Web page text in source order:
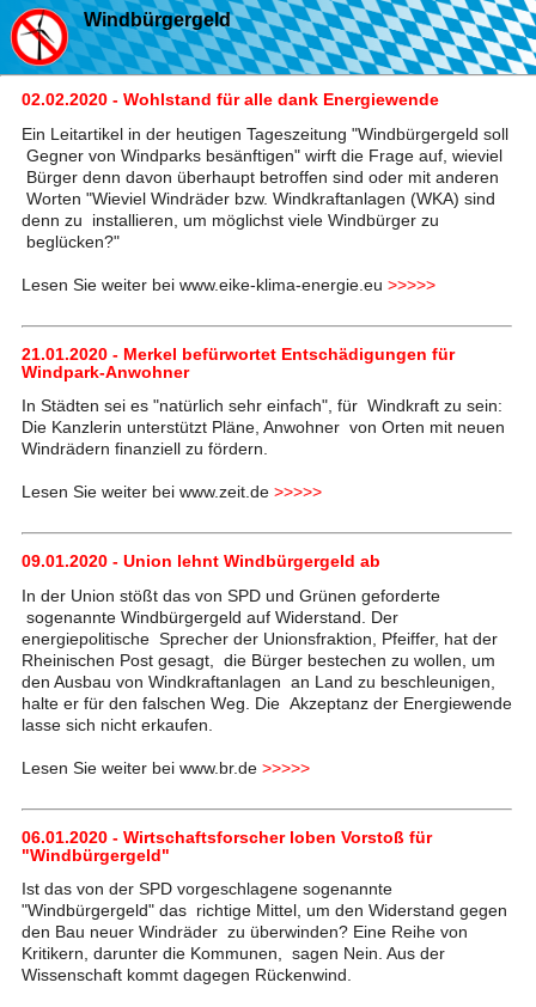
Windbürgergeld
02.02.2020 - Wohlstand für alle dank Energiewende
Ein Leitartikel in der heutigen Tageszeitung "Windbürgergeld soll
Gegner von Windparks besänftigen" wirft die Frage auf, wieviel
Bürger denn davon überhaupt betroffen sind oder mit anderen
Worten "Wieviel Windräder bzw. Windkraftanlagen (WKA) sind
denn zu installieren, um möglichst viele Windbürger zu
beglücken?"
Lesen Sie weiter bei www.eike-klima-energie.eu >>>>>
21.01.2020 - Merkel befürwortet Entschädigungen für
Windpark-Anwohner
In Städten sei es "natürlich sehr einfach", für Windkraft zu sein:
Die Kanzlerin unterstützt Pläne, Anwohner von Orten mit neuen
Windrädern finanziell zu fördern.
Lesen Sie weiter bei www.zeit.de >>>>>
09.01.2020 - Union lehnt Windbürgergeld ab
In der Union stößt das von SPD und Grünen geforderte
sogenannte Windbürgergeld auf Widerstand. Der
energiepolitische Sprecher der Unionsfraktion, Pfeiffer, hat der
Rheinischen Post gesagt, die Bürger bestechen zu wollen, um
den Ausbau von Windkraftanlagen an Land zu beschleunigen,
halte er für den falschen Weg. Die Akzeptanz der Energiewende
lasse sich nicht erkaufen.
Lesen Sie weiter bei www.br.de >>>>>
06.01.2020 - Wirtschaftsforscher loben Vorstoß für
"Windbürgergeld"
Ist das von der SPD vorgeschlagene sogenannte
"Windbürgergeld" das richtige Mittel, um den Widerstand gegen
den Bau neuer Windräder zu überwinden? Eine Reihe von
Kritikern, darunter die Kommunen, sagen Nein. Aus der
Wissenschaft kommt dagegen Rückenwind.